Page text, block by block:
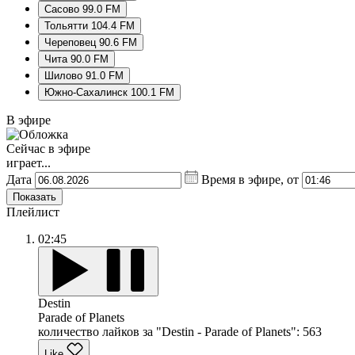
Сасово 99.0 FM
Тольятти 104.4 FM
Череповец 90.6 FM
Чита 90.0 FM
Шилово 91.0 FM
Южно-Сахалинск 100.1 FM
В эфире
Сейчас в эфире
играет...
Дата
Время в эфире, от
Показать
Плейлист
02:45
Destin
Parade of Planets
количество лайков за "Destin - Parade of Planets": 563